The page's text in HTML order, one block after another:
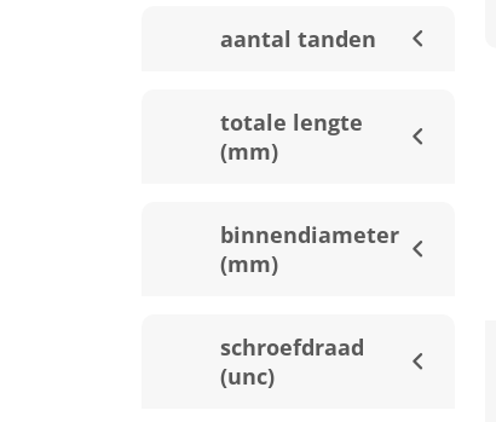
aantal tanden
totale lengte
(mm)
binnendiameter
(mm)
schroefdraad
(unc)